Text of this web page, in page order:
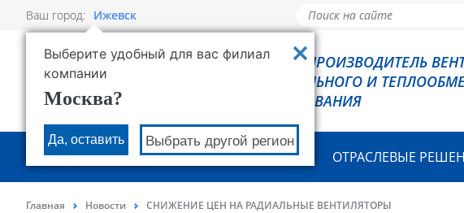
Ваш город: Ижевск
Выберите удобный для вас филиал
компании
Москва?
Да, оставить Выбрать другой регион
РОВЕН - ПРОИЗВОДИТЕЛЬ
ХОЛОДИЛЬНОГО И
ОБОРУДОВАНИЯ
О КОМПАНИИ ПРОДУКЦИЯ ОТРАСЛЕВЫЕ
Главная Новости СНИЖЕНИЕ ЦЕН НА РАДИАЛЬНЫЕ ВЕНТИЛЯТОРЫ